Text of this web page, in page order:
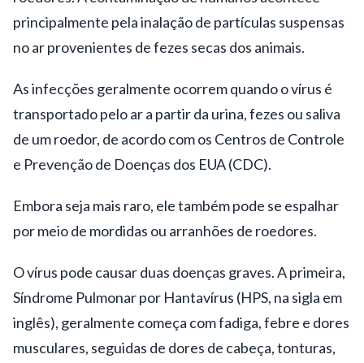
principalmente pela inalação de partículas suspensas
no ar provenientes de fezes secas dos animais.
As infecções geralmente ocorrem quando o vírus é
transportado pelo ar a partir da urina, fezes ou saliva
de um roedor, de acordo com os Centros de Controle
e Prevenção de Doenças dos EUA (CDC).
Embora seja mais raro, ele também pode se espalhar
por meio de mordidas ou arranhões de roedores.
O vírus pode causar duas doenças graves. A primeira,
Síndrome Pulmonar por Hantavírus (HPS, na sigla em
inglês), geralmente começa com fadiga, febre e dores
musculares, seguidas de dores de cabeça, tonturas,